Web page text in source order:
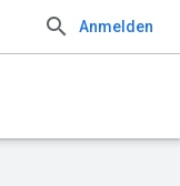
Anmelden